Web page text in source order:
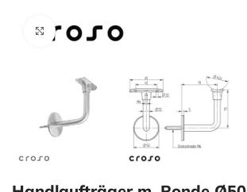
Zum Vergrößern klicken